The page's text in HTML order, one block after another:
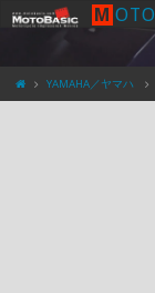
M OTO
YAMAHA／ヤマハ